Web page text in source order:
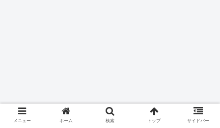
メニュー ホーム 検索 トップ サイドバー